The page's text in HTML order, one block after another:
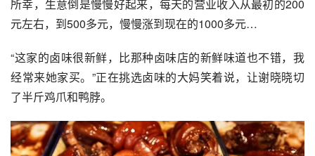
所幸，生意倒是慢慢好起来，每天的营业收入从最初的200
元左右，到500多元，慢慢涨到现在的1000多元…
“这家的卤味很新鲜，比那种卤味店的新鲜味道也不错，我
经常来她家买。”正在挑选卤味的大妈笑着说，让谢晓晓切
了半斤鸡爪和鸭脖。